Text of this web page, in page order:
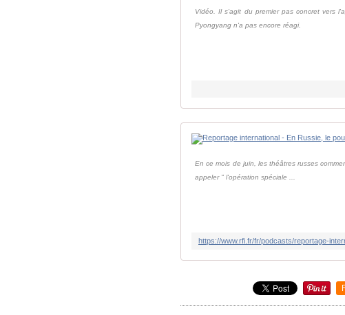
Vidéo. Il s'agit du premier pas concret vers
Pyongyang n'a pas encore réagi.
En ce mois de juin, les théâtres russes
appeler " l'opération spéciale ...